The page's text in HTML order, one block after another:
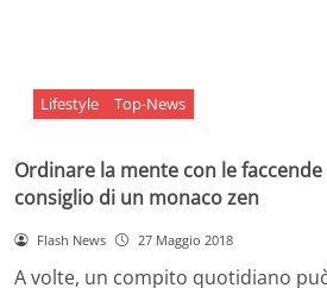
Lifestyle Top-News
Ordinare la mente con le
consiglio di un monaco zen
Flash News 27 Maggio 2018
A volte, un compito quotidiano